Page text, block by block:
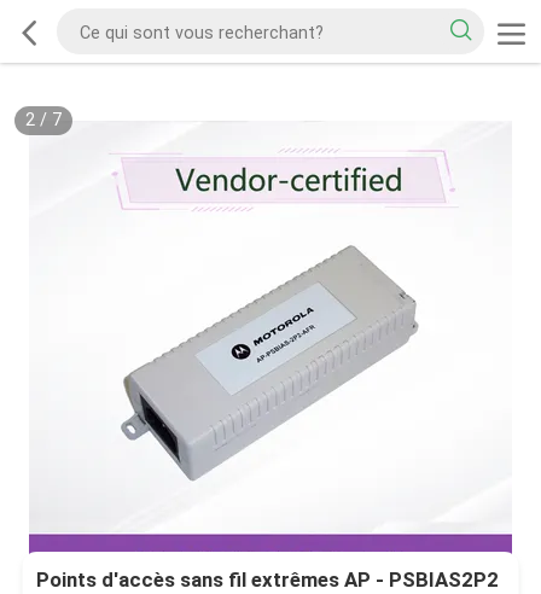
2/ 7
Points d'accès sans fil extrêmes AP - PSBIAS2P2